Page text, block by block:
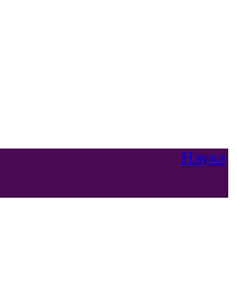
Наука